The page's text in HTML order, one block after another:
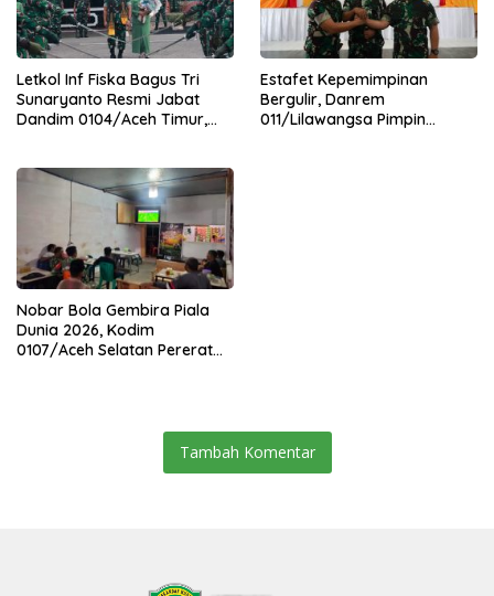
Letkol Inf Fiska Bagus Tri
Sunaryanto Resmi Jabat
Dandim 0104/Aceh Timur,
0104/Atim
Estafet Kepemimpinan
Bergulir, Danrem
011/Lilawangsa Pimpin
Nobar Bola Gembira Piala
Dunia 2026, Kodim
0107/Aceh Selatan Pererat
Tambah Komentar